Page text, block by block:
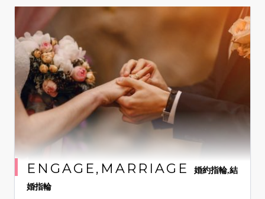
ENGAGE,MARRIAGE
婚約指輪,結
婚指輪